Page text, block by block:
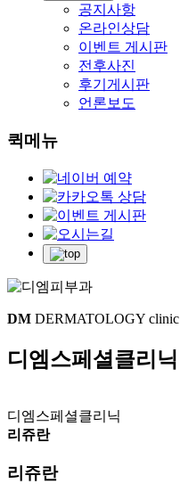
공지사항
온라인상담
이벤트 게시판
전후사진
후기게시판
언론보도
퀵메뉴
DM DERMATOLOGY clinic
디엠스페셜클리닉
디엠스페셜클리닉
리쥬란
리쥬란